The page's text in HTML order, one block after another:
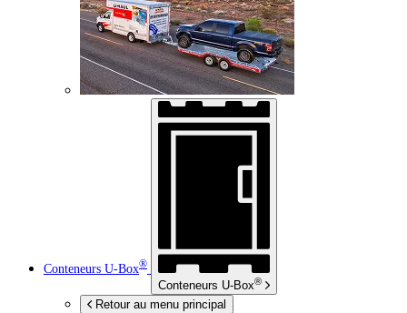
Conteneurs U-Box®
Conteneurs U-Box®
Retour au menu principal